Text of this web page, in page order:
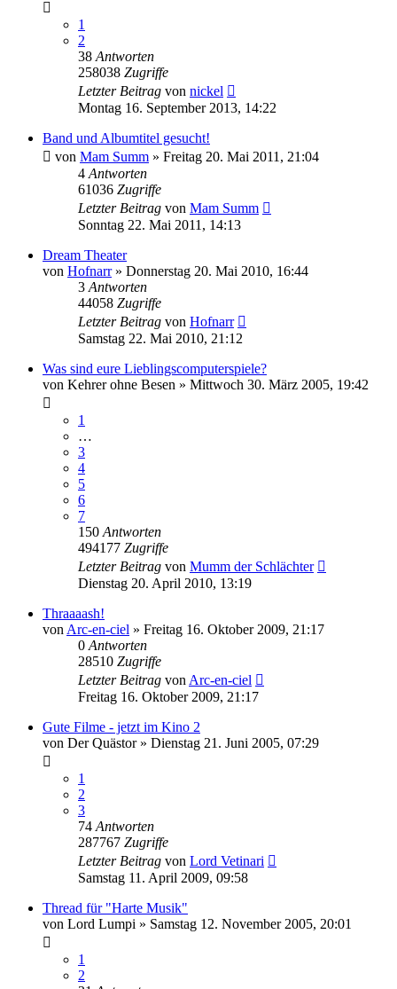
1
2
38 Antworten
258038 Zugriffe
Letzter Beitrag von nickel
Montag 16. September 2013, 14:22
Band und Albumtitel gesucht!
von Mam Summ » Freitag 20. Mai 2011, 21:04
4 Antworten
61036 Zugriffe
Letzter Beitrag von Mam Summ
Sonntag 22. Mai 2011, 14:13
Dream Theater
von Hofnarr» Donnerstag 20. Mai 2010, 16:44
3 Antworten
44058 Zugriffe
Letzter Beitrag von Hofnarr
Samstag 22. Mai 2010, 21:12
Was sind eure Lieblingscomputerspiele?
von Kehrer ohne Besen » Mittwoch 30. März 2005, 19:42
1
…
3
4
5
6
7
150 Antworten
494177 Zugriffe
Letzter Beitrag von Mumm der Schlächter
Dienstag 20. April 2010, 13:19
Thraaaash!
von Arc-en-ciel » Freitag 16. Oktober 2009, 21:17
0 Antworten
28510 Zugriffe
Letzter Beitrag von Arc-en-ciel
Freitag 16. Oktober 2009, 21:17
Gute Filme - jetzt im Kino 2
von Der Quästor» Dienstag 21. Juni 2005, 07:29
1
2
3
74 Antworten
287767 Zugriffe
Letzter Beitrag von Lord Vetinari
Samstag 11. April 2009, 09:58
Thread für "Harte Musik"
von Lord Lumpi » Samstag 12. November 2005, 20:01
1
2